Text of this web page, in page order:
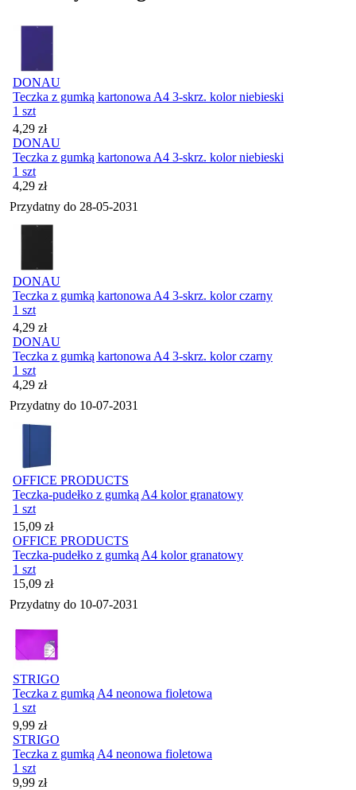
DONAU
Teczka z gumką kartonowa A4 3-skrz. kolor niebieski
1 szt
Cena
4,29 zł
DONAU
Teczka z gumką kartonowa A4 3-skrz. kolor niebieski
1 szt
Cena
4,29 zł
Przydatny do 28-05-2031
DONAU
Teczka z gumką kartonowa A4 3-skrz. kolor czarny
1 szt
Cena
4,29 zł
DONAU
Teczka z gumką kartonowa A4 3-skrz. kolor czarny
1 szt
Cena
4,29 zł
Przydatny do 10-07-2031
OFFICE PRODUCTS
Teczka-pudełko z gumką A4 kolor granatowy
1 szt
Cena
15,09 zł
OFFICE PRODUCTS
Teczka-pudełko z gumką A4 kolor granatowy
1 szt
Cena
15,09 zł
Przydatny do 10-07-2031
STRIGO
Teczka z gumką A4 neonowa fioletowa
1 szt
Cena
9,99 zł
STRIGO
Teczka z gumką A4 neonowa fioletowa
1 szt
Cena
9,99 zł